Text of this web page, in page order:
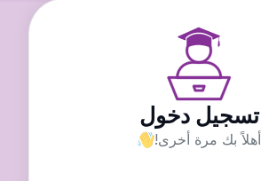
تسجيل دخول
أهلاً بك مرة أخرى!